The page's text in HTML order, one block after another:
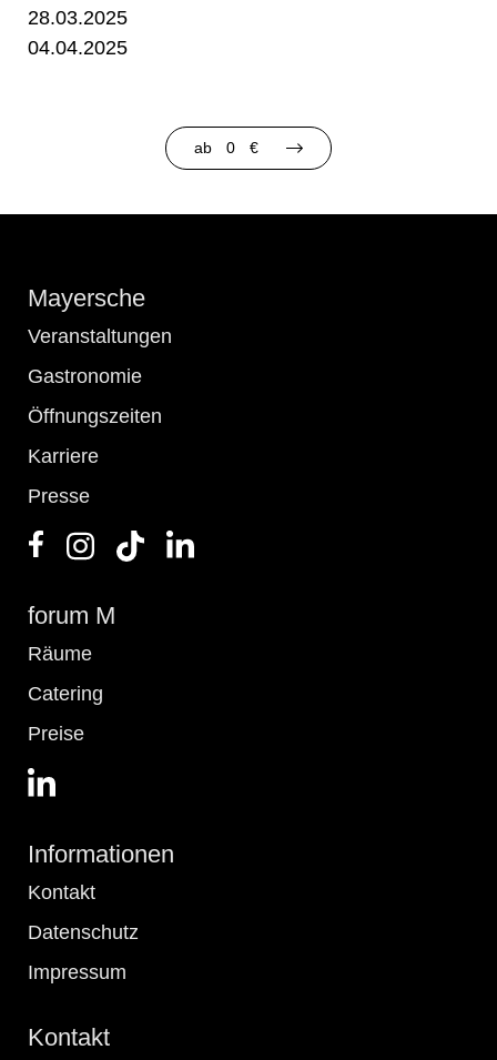
28.03.2025
04.04.2025
ab 0 €
Mayersche
Veranstaltungen
Gastronomie
Öffnungszeiten
Karriere
Presse
forum M
Räume
Catering
Preise
Informationen
Kontakt
Datenschutz
Impressum
Kontakt